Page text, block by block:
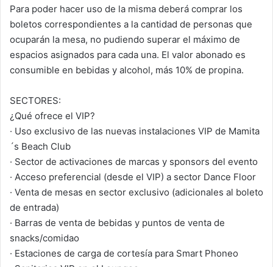
Para poder hacer uso de la misma deberá comprar los
boletos correspondientes a la cantidad de personas que
ocuparán la mesa, no pudiendo superar el máximo de
espacios asignados para cada una. El valor abonado es
consumible en bebidas y alcohol, más 10% de propina.
SECTORES:
¿Qué ofrece el VIP?
· Uso exclusivo de las nuevas instalaciones VIP de Mamita
´s Beach Club
· Sector de activaciones de marcas y sponsors del evento
· Acceso preferencial (desde el VIP) a sector Dance Floor
· Venta de mesas en sector exclusivo (adicionales al boleto
de entrada)
· Barras de venta de bebidas y puntos de venta de
snacks/comidao
· Estaciones de carga de cortesía para Smart Phoneo